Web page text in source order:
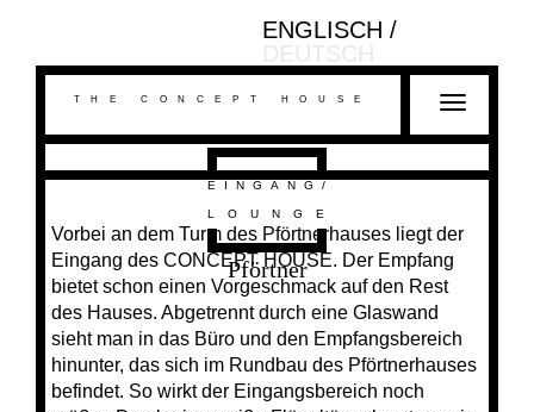
ENGLISCH
THE CONCEPT HOUSE
T
o
g
e
n
i
g
EINGANG/
LOUNGE
Pförtner
Vorbei an dem Turm des Pförtnerhauses liegt der
Eingang des CONCEPT HOUSE. Der Empfang
bietet schon einen Vorgeschmack auf den Rest
des Hauses. Abgetrennt durch eine Glaswand
sieht man in das Büro und den Empfangsbereich
hinunter, das sich im Rundbau des Pförtnerhauses
befindet. So wirkt der Eingangsbereich noch